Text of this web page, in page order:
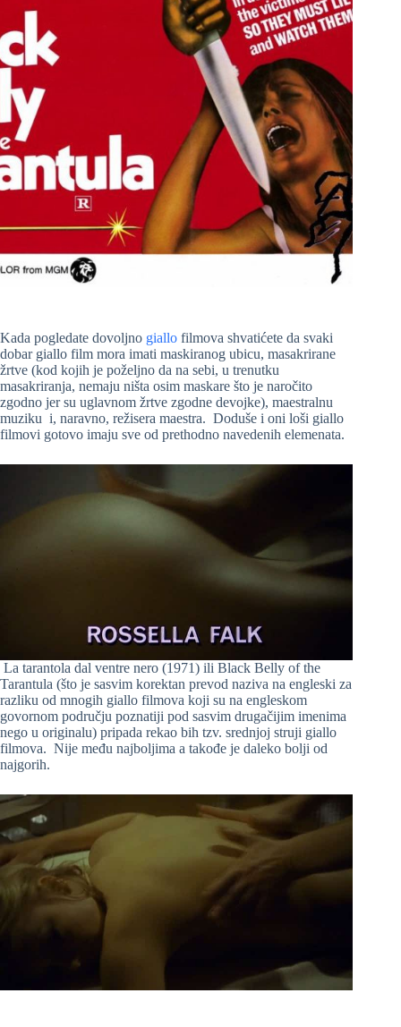
Kada pogledate dovoljno giallo filmova shvatićete da svaki
dobar giallo film mora imati maskiranog ubicu, masakrirane
žrtve (kod kojih je poželjno da na sebi, u trenutku
masakriranja, nemaju ništa osim maskare što je naročito
zgodno jer su uglavnom žrtve zgodne devojke), maestralnu
muziku i, naravno, režisera maestra. Doduše i oni loši giallo
filmovi gotovo imaju sve od prethodno navedenih elemenata.
La tarantola dal ventre nero (1971) ili Black Belly of the
Tarantula (što je sasvim korektan prevod naziva na engleski za
razliku od mnogih giallo filmova koji su na engleskom
govornom području poznatiji pod sasvim drugačijim imenima
nego u originalu) pripada rekao bih tzv. srednjoj struji giallo
filmova. Nije među najboljima a takođe je daleko bolji od
najgorih.